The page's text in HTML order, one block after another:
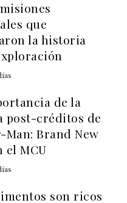
que
la historia
de la
post-créditos de
Man: Brand New
el MCU
son ricos